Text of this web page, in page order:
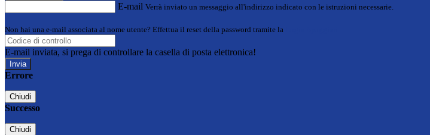
E-mail Verrà inviato un messaggio all'indirizzo indicato con le istruzioni necessarie.
Non hai una e-mail associata al nome utente? Effettua il reset della password tramite la
E-mail inviata, si prega di controllare la casella di posta elettronica!
Errore
Chiudi
Successo
Chiudi